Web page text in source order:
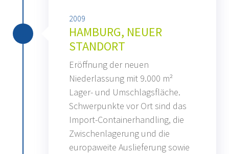
2009
HAMBURG, NEUER
STANDORT
Eröffnung der neuen
Niederlassung mit 9.000 m²
Lager- und Umschlagsfläche.
Schwerpunkte vor Ort sind das
Import-Containerhandling, die
Zwischenlagerung und die
europaweite Auslieferung sowie